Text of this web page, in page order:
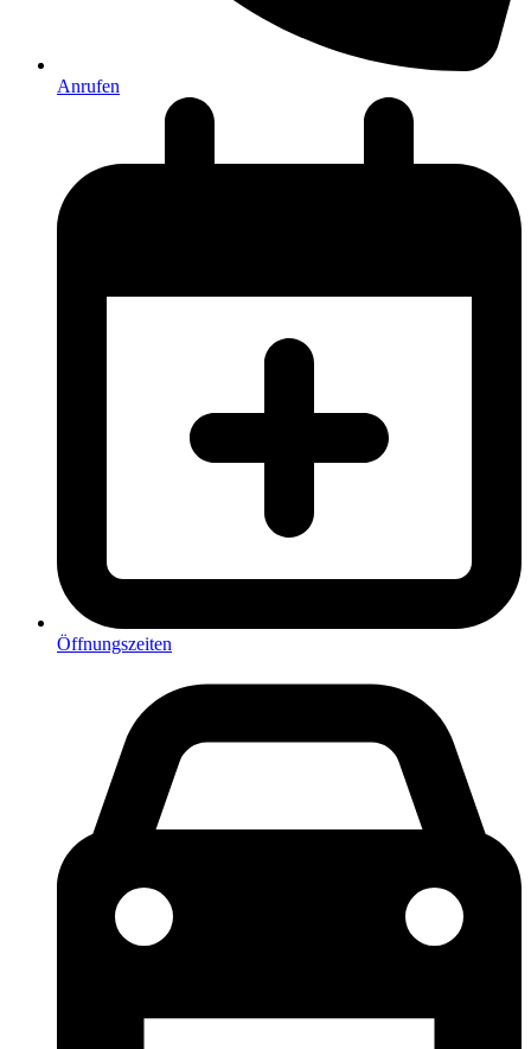
Anrufen
Öffnungszeiten